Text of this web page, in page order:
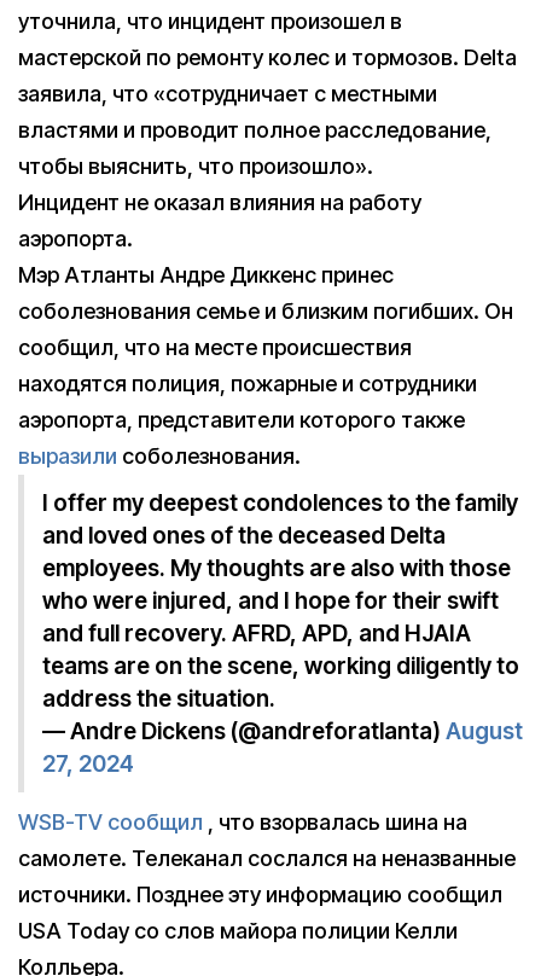
уточнила, что инцидент произошел в
мастерской по ремонту колес и тормозов. Delta
заявила, что «сотрудничает с местными
властями и проводит полное расследование,
чтобы выяснить, что произошло».
Инцидент не оказал влияния на работу
аэропорта.
Мэр Атланты Андре Диккенс принес
соболезнования семье и близким погибших. Он
сообщил, что на месте происшествия
находятся полиция, пожарные и сотрудники
аэропорта, представители которого также
выразили соболезнования.
I offer my deepest condolences to the family
and loved ones of the deceased Delta
employees. My thoughts are also with those
who were injured, and I hope for their swift
and full recovery. AFRD, APD, and HJAIA
teams are on the scene, working diligently to
address the situation.
— Andre Dickens (@andreforatlanta) August
27, 2024
WSB-TV сообщил , что взорвалась шина на
самолете. Телеканал сослался на неназванные
источники. Позднее эту информацию сообщил
USA Today со слов майора полиции Келли
Колльера.